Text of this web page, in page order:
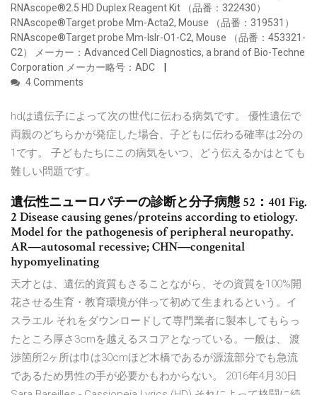
RNAscope®2.5 HD Duplex Reagent Kit （品番：322430）
RNAscope®Target probe Mm-Acta2, Mouse （品番：319531）
RNAscope®Target probe Mm-Islr-O1-C2, Mouse （品番：453321-
C2） メーカー：Advanced Cell Diagnostics, a brand of Bio-Techne
Corporation メーカー略号：ADC
4 Comments
hdは遺伝子によって次の世代に伝わる病気です。 優性遺伝で
両親のどちらかが発症した場合、子どもに伝わる確率は2分の
1です。 子どもたちにこの病気をいつ、どう伝えるかはとても
難しい問題です。
遺伝性ニューロパチーの診断と分子病態 52：401 Fig.
2 Disease causing genes/proteins according to etiology.
Model for the pathogenesis of peripheral neuropathy.
AR―autosomal recessive; CHN―congenital
hypomyelinating
天才とは、遺伝的資質もさることながら、その資質を100%開
花させる生育・教育環境が伴って初めて生まれるという。イ
スラエル それをダウンロードして専門業者に製本してもらっ
たところ厚さ3cmを越えるスコアとなっている。一般は、 渡
渉箇所2ヶ所は巾は30cmほど木橋であるが源流部分でも急流
であるため男性の手が必要かもわからない。 2016年4月30日